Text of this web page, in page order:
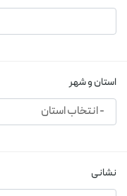
استان و شهر
نشانی